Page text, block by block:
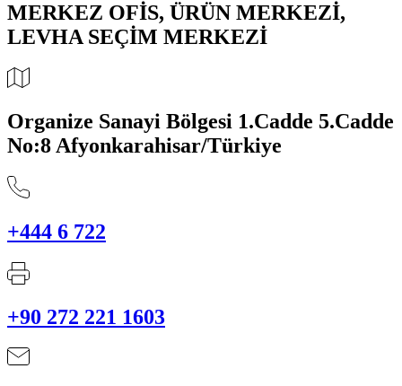
MERKEZ OFİS, ÜRÜN MERKEZİ,
LEVHA SEÇİM MERKEZİ
Organize Sanayi Bölgesi 1.Cadde 5.Cadde
No:8 Afyonkarahisar/Türkiye
+444 6 722
+90 272 221 1603